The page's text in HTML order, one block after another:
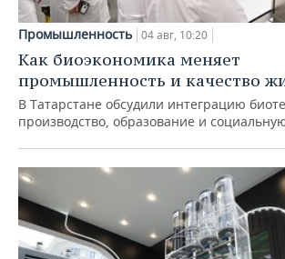
Промышленность 04 авг, 10:20
Как биоэкономика меняет
промышленность и качество
В Татарстане обсудили интеграцию
производство, образование и